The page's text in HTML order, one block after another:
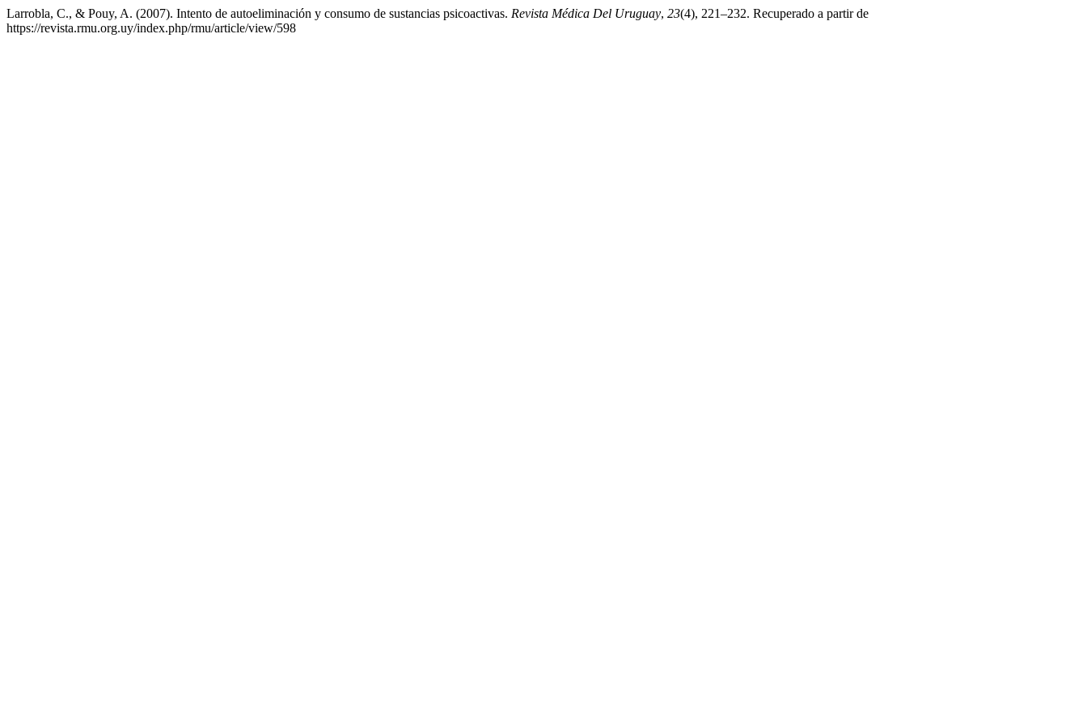
Larrobla, C., & Pouy, A. (2007). Intento de autoeliminación y consumo de sustancias psicoactivas. Revista Médica Del Uruguay, 23(4), 221–232. Recuperado a partir de
https://revista.rmu.org.uy/index.php/rmu/article/view/598